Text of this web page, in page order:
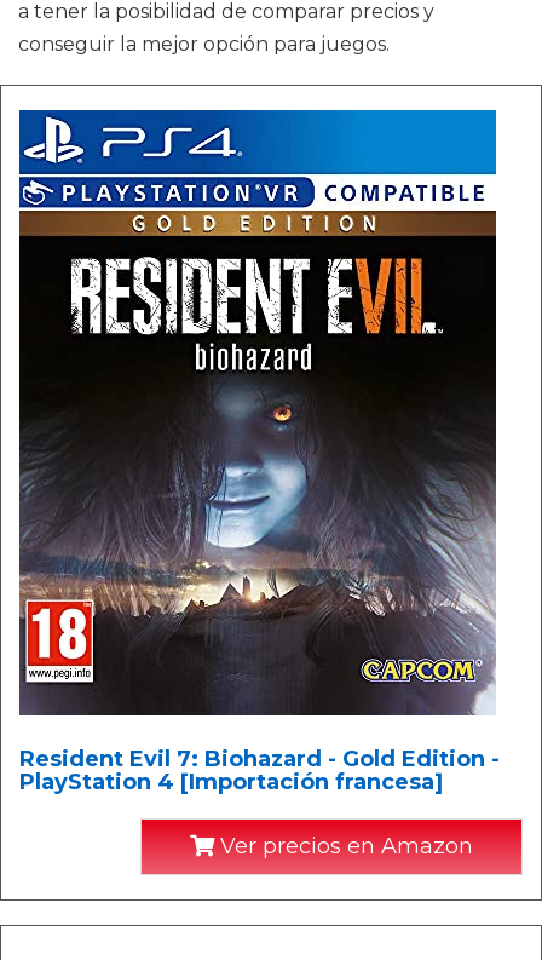
a tener la posibilidad de comparar precios y
conseguir la mejor opción para juegos.
Resident Evil 7: Biohazard - Gold Edition -
PlayStation 4 [Importación francesa]
Ver precios en Amazon